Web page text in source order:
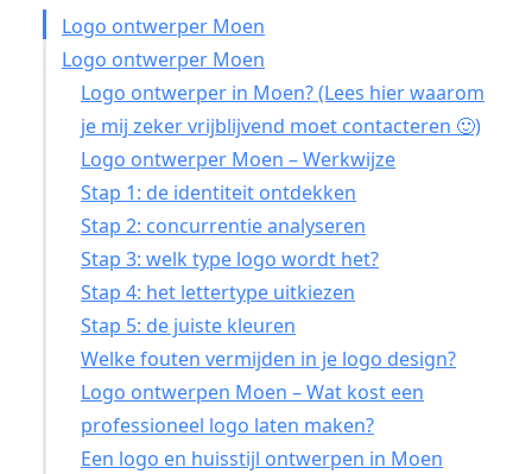
Logo ontwerper Moen
Logo ontwerper Moen
Logo ontwerper in Moen? (Lees hier waarom
je mij zeker vrijblijvend moet contacteren 🙂)
Logo ontwerper Moen – Werkwijze
Stap 1: de identiteit ontdekken
Stap 2: concurrentie analyseren
Stap 3: welk type logo wordt het?
Stap 4: het lettertype uitkiezen
Stap 5: de juiste kleuren
Welke fouten vermijden in je logo design?
Logo ontwerpen Moen – Wat kost een
professioneel logo laten maken?
Een logo en huisstijl ontwerpen in Moen